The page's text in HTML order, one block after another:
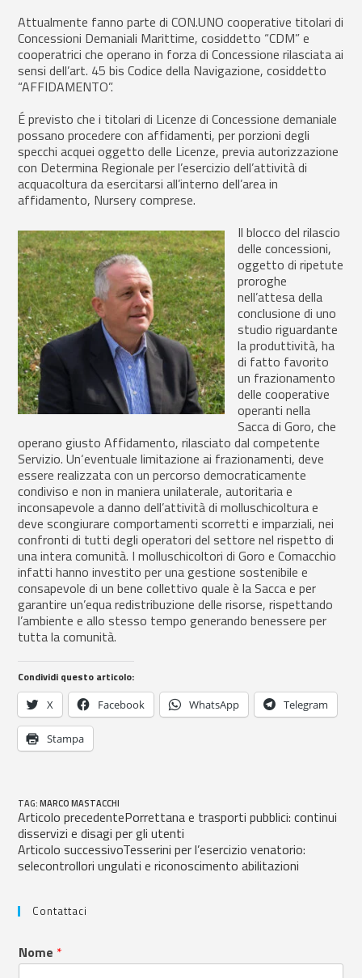
Attualmente fanno parte di CON.UNO cooperative titolari di
Concessioni Demaniali Marittime, cosiddetto “CDM” e
cooperatrici che operano in forza di Concessione rilasciata ai
sensi dell’art. 45 bis Codice della Navigazione, cosiddetto
“AFFIDAMENTO”.
É previsto che i titolari di Licenze di Concessione demaniale
possano procedere con affidamenti, per porzioni degli
specchi acquei oggetto delle Licenze, previa autorizzazione
con Determina Regionale per l’esercizio dell’attività di
acquacoltura da esercitarsi all’interno dell’area in
affidamento, Nursery comprese.
Il blocco del rilascio
delle concessioni,
oggetto di ripetute
proroghe
nell’attesa della
conclusione di uno
studio riguardante
la produttività, ha
di fatto favorito
un frazionamento
delle cooperative
operanti nella
Sacca di Goro, che
operano giusto Affidamento, rilasciato dal competente
Servizio. Un‘eventuale limitazione ai frazionamenti, deve
essere realizzata con un percorso democraticamente
condiviso e non in maniera unilaterale, autoritaria e
inconsapevole a danno dell’attività di molluschicoltura e
deve scongiurare comportamenti scorretti e imparziali, nei
confronti di tutti degli operatori del settore nel rispetto di
una intera comunità. I molluschicoltori di Goro e Comacchio
infatti hanno investito per una gestione sostenibile e
consapevole di un bene collettivo quale è la Sacca e per
garantire un’equa redistribuzione delle risorse, rispettando
l’ambiente e allo stesso tempo generando benessere per
tutta la comunità.
Condividi questo articolo:
X Facebook WhatsApp Telegram
Stampa
TAG:MARCO MASTACCHI
Articolo precedentePorrettana e trasporti pubblici: continui
disservizi e disagi per gli utenti
Articolo successivoTesserini per l’esercizio venatorio:
selecontrollori ungulati e riconoscimento abilitazioni
Contattaci
Nome *